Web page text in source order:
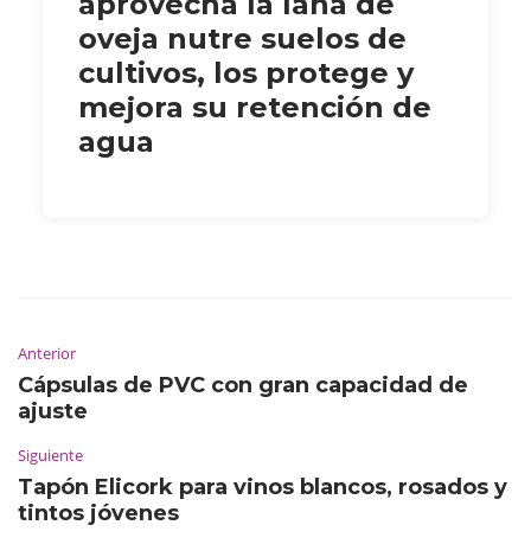
oveja nutre suelos de
cultivos, los protege y
mejora su retención de
agua
Anterior
Cápsulas de PVC con gran capacidad de
ajuste
Siguiente
Tapón Elicork para vinos blancos, rosados y
tintos jóvenes